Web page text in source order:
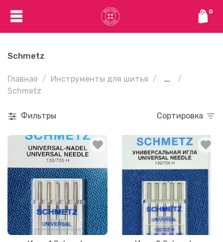
0
Schmetz
Главная Инструменты для шитья
...
Schmetz
Фильтры Сортировка